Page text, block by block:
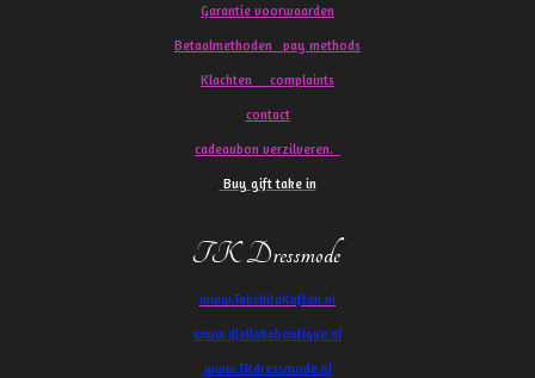
Garantie voorwaarden
Betaalmethoden pay methods
Klachten complaints
contact
cadeaubon verzilveren.
Buy gift take in
TK Dressmode
www.TakchitaKaftan.nl
www.djellababoutique.nl
www.TKdressmode.nl